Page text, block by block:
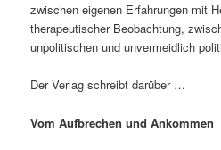
zwischen eigenen Erfahrungen mit
therapeutischer Beobachtung,
unpolitischen und unvermeidlich
Der Verlag schreibt darüber …
Vom Aufbrechen und Ankommen